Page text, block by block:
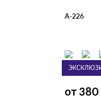
А-226
Шубы из
от